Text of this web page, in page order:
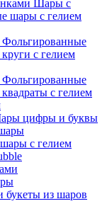
Шары с
Фольгированные
Фольгированные
цифры и буквы
с гелием
букеты из шаров